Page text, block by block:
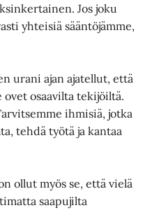
Jos joku
yhteisiä sääntöjämme,
urani ajan ajatellut, että
ovet osaavilta tekijöiltä.
ihmisiä, jotka
tehdä työtä ja kantaa
ollut myös se, että vielä
saapujilta